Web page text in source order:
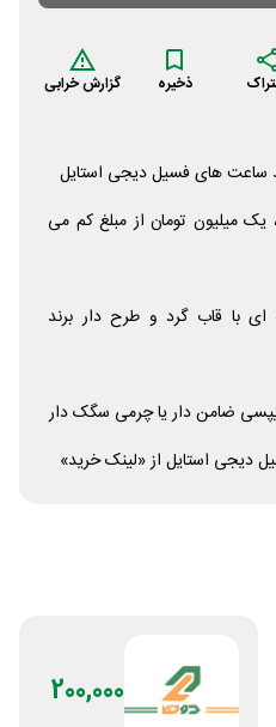
ذخیره گزارش خرابی
های فسیل دیجی استایل
یک میلیون تومان از مبلغ کم می
با قاب گرد و طرح دار برند
ضامن دار یا چرمی سگک دار
دیجی استایل از «لینک خرید»
200,000